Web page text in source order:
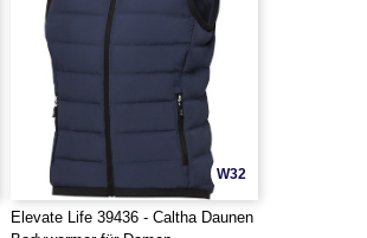
W32
Elevate Life 39436 - Caltha Daunen